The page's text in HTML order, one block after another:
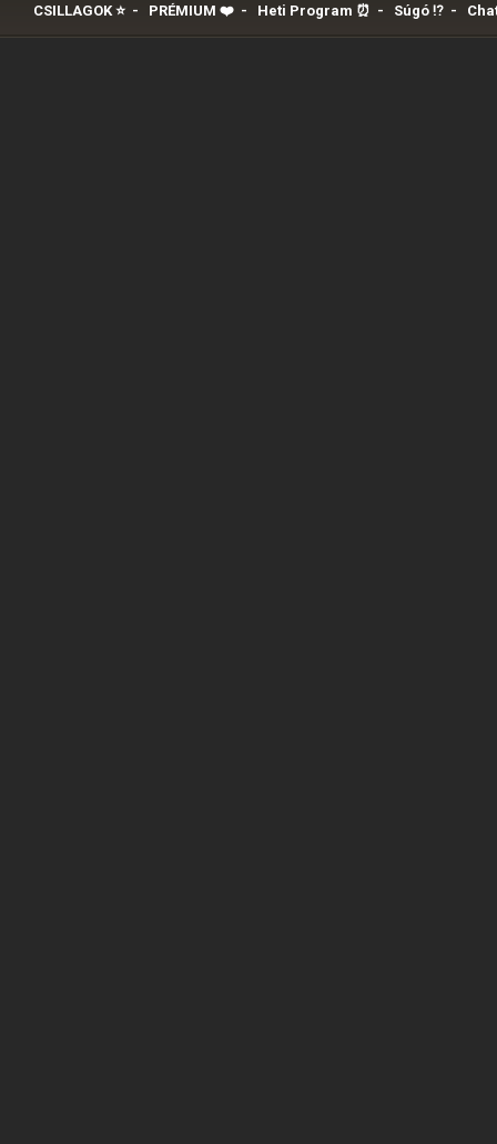
CSILLAGOK ⭐- PRÉMIUM ❤️‍- Heti Program ⏰ - Súgó ⁉️-